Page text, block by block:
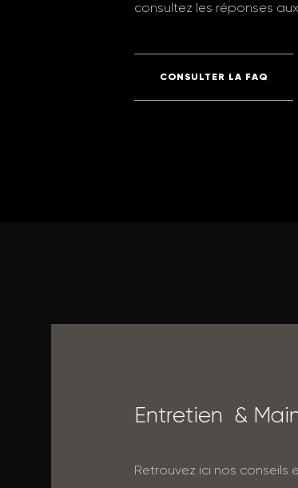
consultez les réponses
CONSULTER LA FAQ
Entretien & Mai
Retrouvez ici nos conseils